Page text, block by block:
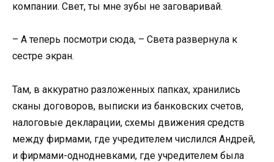
компании. Свет, ты мне зубы не заговаривай.
– А теперь посмотри сюда, – Света развернула к
сестре экран.
Там, в аккуратно разложенных папках, хранились
сканы договоров, выписки из банковских счетов,
налоговые декларации, схемы движения средств
между фирмами, где учредителем числился Андрей,
и фирмами-однодневками, где учредителем была